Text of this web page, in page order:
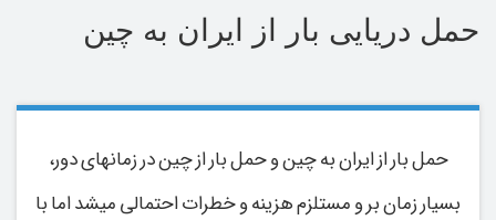
حمل دریایی بار از ایران به چین
حمل بار از ایران به چین و حمل بار از چین در زمانهای دور،
بسیار زمان بر و مستلزم هزینه و خطرات احتمالی میشد اما با